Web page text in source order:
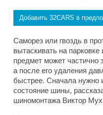
Добавить 32CARS в
Саморез или гвоздь в
вытаскивать на
предмет может частично
а после его удаления
быстрее. Сначала нужно
состояние шины,
шиномонтажа Виктор